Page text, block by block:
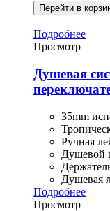
Перейти в
Подробнее
Просмотр
Душевая
35mm
Ручная
Душевой
Душевая
Подробнее
Просмотр